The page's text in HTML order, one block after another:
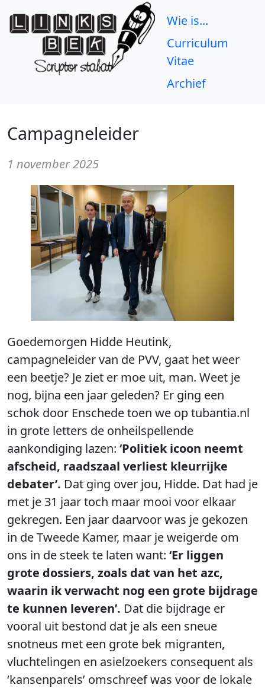
Wie is...
Curriculum
Vitae
Archief
Campagneleider
1 november 2025
Goedemorgen Hidde Heutink,
campagneleider van de PVV, gaat het weer
een beetje? Je ziet er moe uit, man. Weet je
nog, bijna een jaar geleden? Er ging een
schok door Enschede toen we op tubantia.nl
in grote letters de onheilspellende
aankondiging lazen: ‘Politiek icoon neemt
afscheid, raadszaal verliest kleurrijke
debater’. Dat ging over jou, Hidde. Dat had je
met je 31 jaar toch maar mooi voor elkaar
gekregen. Een jaar daarvoor was je gekozen
in de Tweede Kamer, maar je weigerde om
ons in de steek te laten want: ‘Er liggen
grote dossiers, zoals dat van het azc,
waarin ik verwacht nog een grote bijdrage
te kunnen leveren’. Dat die bijdrage er
vooral uit bestond dat je als een sneue
snotneus met een grote bek migranten,
vluchtelingen en asielzoekers consequent als
‘kansenparels’ omschreef was voor de lokale